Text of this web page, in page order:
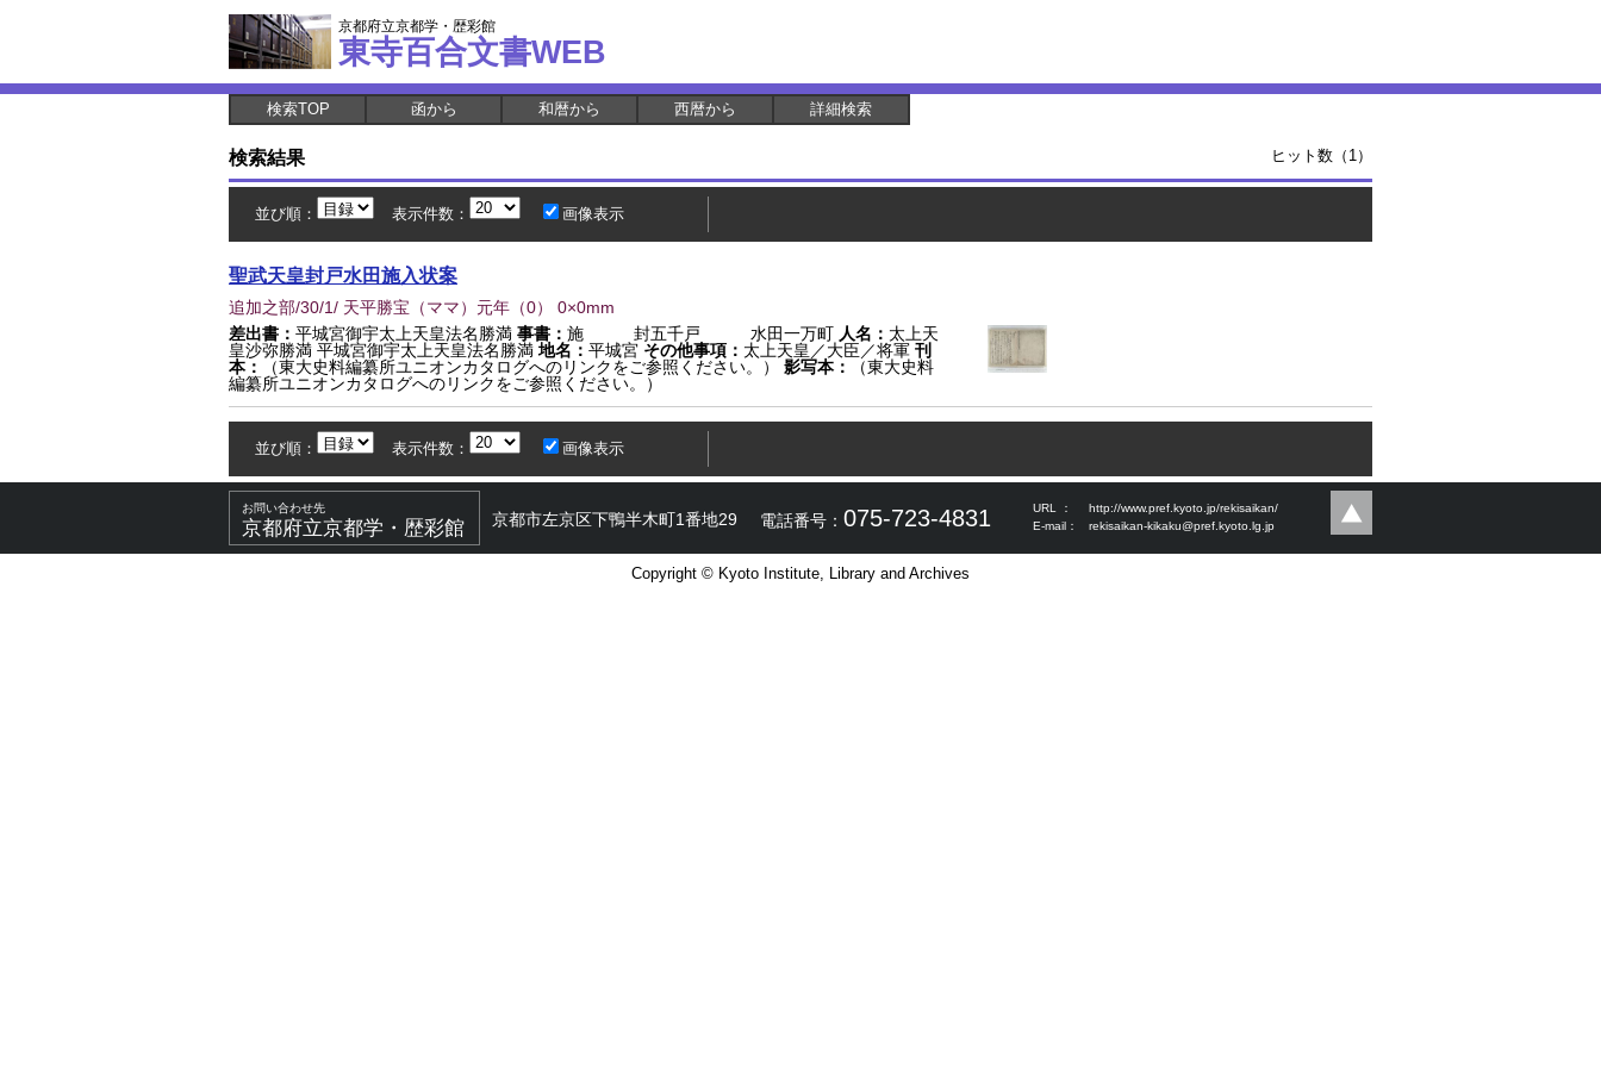
京都府立京都学・歴彩館
東寺百合文書WEB
検索TOP 函から 和暦から 西暦から 詳細検索
検索結果 ヒット数（1）
並び順： 表示件数： 画像表示
聖武天皇封戸水田施入状案
追加之部/30/1/ 天平勝宝（ママ）元年 （0） 0×0mm
差出書： 平城宮御宇太上天皇法名勝満 事書： 施 封五千戸 水田一万町 人名： 太上天
皇沙弥勝満 平城宮御宇太上天皇法名勝満 地名： 平城宮 その他事項： 太上天皇／大臣／将軍 刊
本：
（東大史料編纂所ユニオンカタログへのリンクをご参照ください。） 影写本：
（東大史料
編纂所ユニオンカタログへのリンクをご参照ください。）
並び順： 表示件数： 画像表示
お問い合わせ先
京都府立京都学・歴彩館 京都市左京区下鴨半木町1番地29 電話番号： 075-723-4831 URL ：
http://www.pref.kyoto.jp/rekisaikan/
E-mail：
rekisaikan-kikaku@pref.kyoto.lg.jp
Copyright © Kyoto Institute, Library and Archives